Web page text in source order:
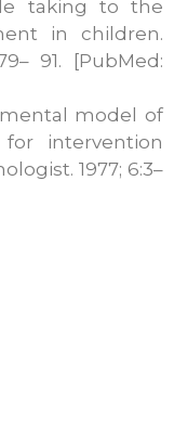
taking to the
in children.
91. [PubMed:
model of
intervention
1977; 6:3–